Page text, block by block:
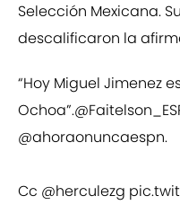
Selección Mexicana.
descalificaron la
“Hoy Miguel Jimenez
Ochoa”.
@ahoraonuncaespn.
Cc @herculezg